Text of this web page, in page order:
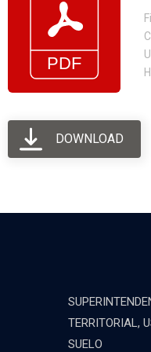
DOWNLOAD
TERRITORIAL,
SUELO